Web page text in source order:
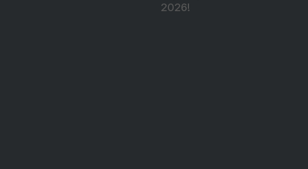
2026!